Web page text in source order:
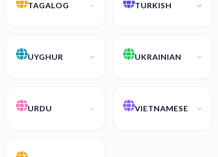
TAGALOG TURKISH
UYGHUR UKRAINIAN
URDU VIETNAMESE